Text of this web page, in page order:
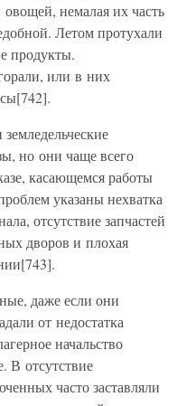
немалая их часть
Летом протухали
продукты.
или в них
но они чаще всего
касающемся работы
указаны нехватка
отсутствие запчастей
дворов и плохая
даже если они
от недостатка
начальство
В отсутствие
часто заставляли